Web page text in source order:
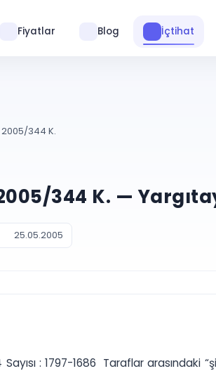
Fiyatlar Blog İçtihat
344 K.
344 K. —
25.05.2005
: 1797-1686 Taraflar arasındaki